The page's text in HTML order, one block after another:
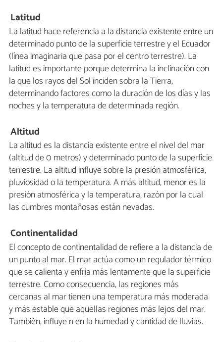
Latitud
La latitud hace referencia a la distancia existente entre un
determinado punto de la superficie terrestre y el Ecuador
(línea imaginaria que pasa por el centro terrestre). La
latitud es importante porque determina la inclinación con
la que los rayos del Sol inciden sobra la Tierra,
determinando factores como la duración de los días y las
noches y la temperatura de determinada región.
Altitud
La altitud es la distancia existente entre el nivel del mar
(altitud de 0 metros) y determinado punto de la superficie
terrestre. La altitud influye sobre la presión atmosférica,
pluviosidad o la temperatura. A más altitud, menor es la
presión atmosférica y la temperatura, razón por la cual
las cumbres montañosas están nevadas.
Continentalidad
El concepto de continentalidad de refiere a la distancia de
un punto al mar. El mar actúa como un regulador térmico
que se calienta y enfría más lentamente que la superficie
terrestre. Como consecuencia, las regiones más
cercanas al mar tienen una temperatura más moderada
y más estable que aquellas regiones más lejos del mar.
También, influye n en la humedad y cantidad de lluvias.